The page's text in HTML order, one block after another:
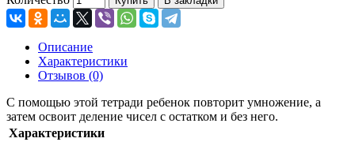
Описание
Характеристики
Отзывов (0)
С помощью этой тетради ребенок повторит умножение, а
затем освоит деление чисел с остатком и без него.
Характеристики